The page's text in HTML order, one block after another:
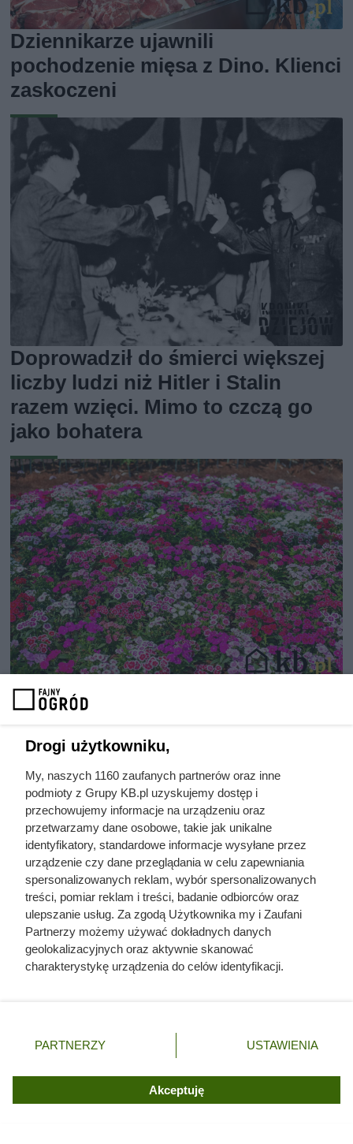
Dziennikarze ujawnili
pochodzenie mięsa z Dino. Klienci
zaskoczeni
Doprowadził do śmierci większej
liczby ludzi niż Hitler i Stalin
razem wzięci. Mimo to czczą go
jako bohatera
Posiej go raz, a może wracać
obsypuje się pachnącymi
kwiatami
Drogi użytkowniku,
My, naszych 1160 zaufanych partnerów oraz inne
podmioty z Grupy KB.pl uzyskujemy dostęp i
przechowujemy informacje na urządzeniu oraz
przetwarzamy dane osobowe, takie jak unikalne
identyfikatory, standardowe informacje wysyłane przez
urządzenie czy dane przeglądania w celu zapewniania
spersonalizowanych reklam, wybór spersonalizowanych
treści, pomiar reklam i treści, badanie odbiorców oraz
ulepszanie usług. Za zgodą Użytkownika my i Zaufani
Partnerzy możemy używać dokładnych danych
geolokalizacyjnych oraz aktywnie skanować
charakterystykę urządzenia do celów identyfikacji.
zmienić/wycofać klikając przycisk ustawień prywatności
znajdujący się w lewym dolnym rogu strony. Niektóre
użytkownika, ale masz prawo sprzeciwić się takiemu
przetwarzaniu. Preferencje będą miały zastosowania tylko
PARTNERZY USTAWIENIA
Akceptuję